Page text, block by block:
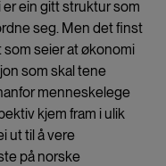
ein gitt struktur som
seg. Men det finst
seier at økonomi
som skal tene
menneskelege
kjem fram i ulik
ut til å vere
på norske